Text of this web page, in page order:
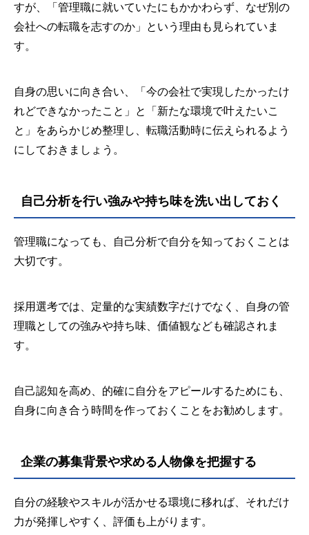
すが、「管理職に就いていたにもかかわらず、なぜ別の
会社への転職を志すのか」という理由も見られていま
す。
自身の思いに向き合い、「今の会社で実現したかったけ
れどできなかったこと」と「新たな環境で叶えたいこ
と」をあらかじめ整理し、転職活動時に伝えられるよう
にしておきましょう。
自己分析を行い強みや持ち味を洗い出しておく
管理職になっても、自己分析で自分を知っておくことは
大切です。
採用選考では、定量的な実績数字だけでなく、自身の管
理職としての強みや持ち味、価値観なども確認されま
す。
自己認知を高め、的確に自分をアピールするためにも、
自身に向き合う時間を作っておくことをお勧めします。
企業の募集背景や求める人物像を把握する
自分の経験やスキルが活かせる環境に移れば、それだけ
力が発揮しやすく、評価も上がります。